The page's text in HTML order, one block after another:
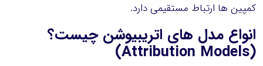
کمپین ها ارتباط مستقیمی دارد.
انواع مدل های اتریبیوشن چیست؟
(Attribution Models)